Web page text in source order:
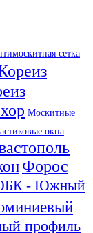
сетка
Москитные
окна
Форос
- Южный
профиль